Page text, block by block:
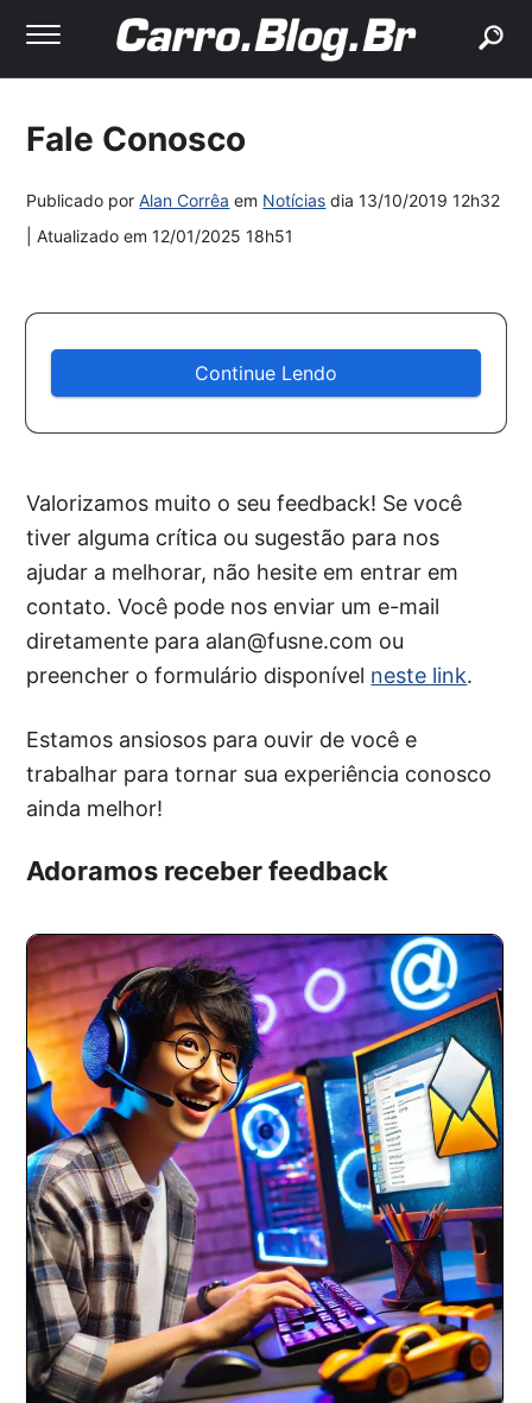
Fale Conosco
Publicado porAlan Corrêa em Notícias dia13/10/2019 12h32
| Atualizado em12/01/2025 18h51
Continue Lendo
Valorizamos muito o seu feedback! Se você
tiver alguma crítica ou sugestão para nos
ajudar a melhorar, não hesite em entrar em
contato. Você pode nos enviar um e-mail
diretamente para alan@fusne.com ou
preencher o formulário disponível neste link.
Estamos ansiosos para ouvir de você e
trabalhar para tornar sua experiência conosco
ainda melhor!
Adoramos receber feedback